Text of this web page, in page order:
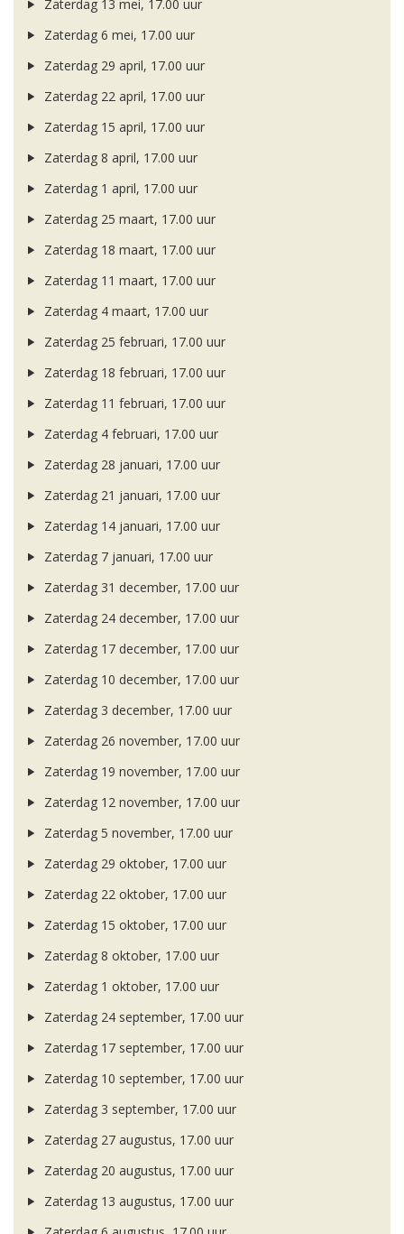
Zaterdag 13 mei, 17.00 uur
Zaterdag 6 mei, 17.00 uur
Zaterdag 29 april, 17.00 uur
Zaterdag 22 april, 17.00 uur
Zaterdag 15 april, 17.00 uur
Zaterdag 8 april, 17.00 uur
Zaterdag 1 april, 17.00 uur
Zaterdag 25 maart, 17.00 uur
Zaterdag 18 maart, 17.00 uur
Zaterdag 11 maart, 17.00 uur
Zaterdag 4 maart, 17.00 uur
Zaterdag 25 februari, 17.00 uur
Zaterdag 18 februari, 17.00 uur
Zaterdag 11 februari, 17.00 uur
Zaterdag 4 februari, 17.00 uur
Zaterdag 28 januari, 17.00 uur
Zaterdag 21 januari, 17.00 uur
Zaterdag 14 januari, 17.00 uur
Zaterdag 7 januari, 17.00 uur
Zaterdag 31 december, 17.00 uur
Zaterdag 24 december, 17.00 uur
Zaterdag 17 december, 17.00 uur
Zaterdag 10 december, 17.00 uur
Zaterdag 3 december, 17.00 uur
Zaterdag 26 november, 17.00 uur
Zaterdag 19 november, 17.00 uur
Zaterdag 12 november, 17.00 uur
Zaterdag 5 november, 17.00 uur
Zaterdag 29 oktober, 17.00 uur
Zaterdag 22 oktober, 17.00 uur
Zaterdag 15 oktober, 17.00 uur
Zaterdag 8 oktober, 17.00 uur
Zaterdag 1 oktober, 17.00 uur
Zaterdag 24 september, 17.00 uur
Zaterdag 17 september, 17.00 uur
Zaterdag 10 september, 17.00 uur
Zaterdag 3 september, 17.00 uur
Zaterdag 27 augustus, 17.00 uur
Zaterdag 20 augustus, 17.00 uur
Zaterdag 13 augustus, 17.00 uur